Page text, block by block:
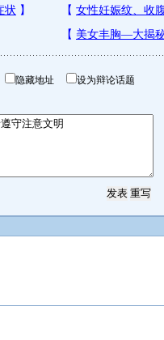
隐藏地址 设为辩论话题